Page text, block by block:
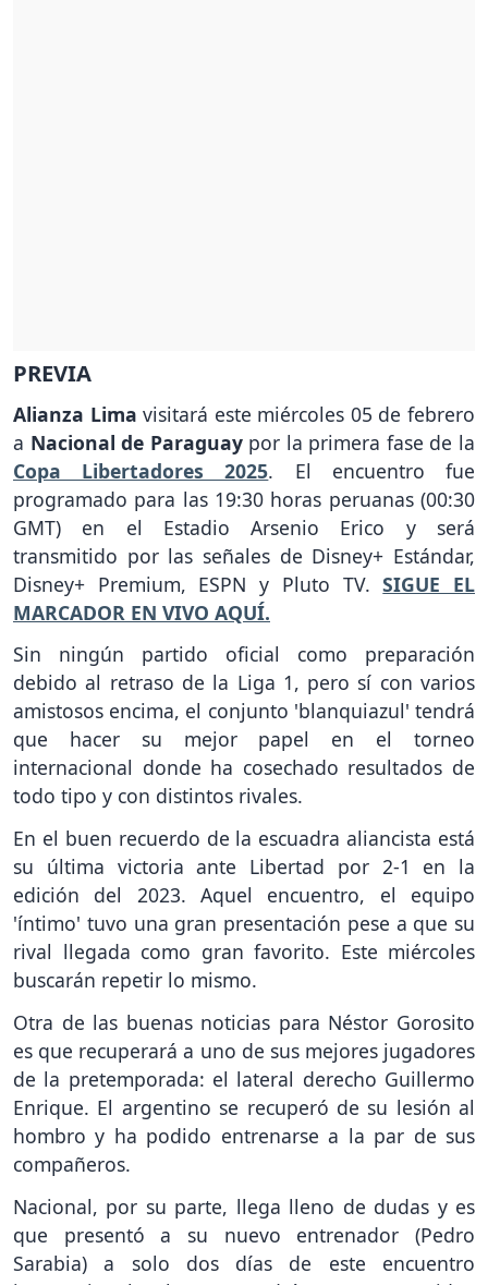
PREVIA
Alianza Lima visitará este miércoles 05 de febrero
a Nacional de Paraguaypor la primera fase de la
Copa Libertadores 2025. El encuentro fue
programado para las 19:30 horas peruanas (00:30
GMT) en el Estadio Arsenio Erico y será
transmitido por las señales de Disney+ Estándar,
Disney+ Premium, ESPN y Pluto TV.SIGUE EL
MARCADOR EN VIVO AQUÍ.
Sin ningún partido oficial como preparación
debido al retraso de la Liga 1, pero sí con varios
amistosos encima, el conjunto 'blanquiazul' tendrá
que hacer su mejor papel en el torneo
internacional donde ha cosechado resultados de
todo tipo y con distintos rivales.
En el buen recuerdo de la escuadra aliancista está
su última victoria ante Libertad por 2-1 en la
edición del 2023. Aquel encuentro, el equipo
'íntimo' tuvo una gran presentación pese a que su
rival llegada como gran favorito. Este miércoles
buscarán repetir lo mismo.
Otra de las buenas noticias para Néstor Gorosito
es que recuperará a uno de sus mejores jugadores
de la pretemporada: el lateral derecho Guillermo
Enrique. El argentino se recuperó de su lesión al
hombro y ha podido entrenarse a la par de sus
compañeros.
Nacional, por su parte, llega lleno de dudas y es
que presentó a su nuevo entrenador (Pedro
Sarabia) a solo dos días de este encuentro